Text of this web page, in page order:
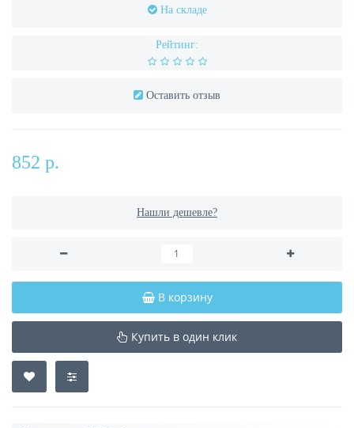
На складе
Рейтинг:
Оставить отзыв
852 р.
Нашли дешевле?
В корзину
Купить в один клик